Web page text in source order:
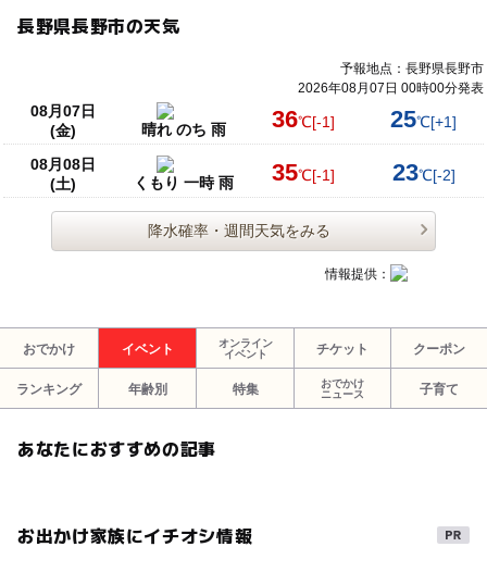
長野県長野市の天気
予報地点：長野県長野市
2026年08月07日 00時00分発表
08月07日
(金)
晴れ のち 雨 36℃[-1] 25℃[+1]
08月08日
(土)
くもり 一時 雨 35℃[-1] 23℃[-2]
降水確率・週間天気をみる
情報提供：
おでかけ イベント
オンライン
イベント
チケット クーポン
ランキング 年齢別 特集
おでかけ
ニュース
子育て
あなたにおすすめの記事
お出かけ家族にイチオシ情報